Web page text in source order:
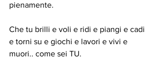
pienamente.
Che tu brilli e voli e ridi e piangi e cadi
e torni su e giochi e lavori e vivi e
muori.. come sei TU.